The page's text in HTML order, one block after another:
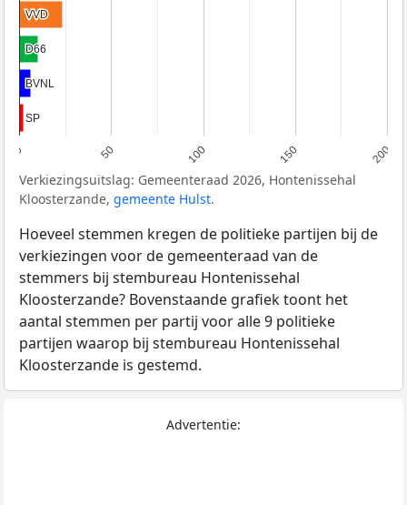
0 50 100 150 200
VVD
VVD
D66
D66
BVNL
BVNL
SP
SP
Verkiezingsuitslag: Gemeenteraad 2026, Hontenissehal
Kloosterzande, gemeente Hulst.
Hoeveel stemmen kregen de politieke partijen bij de
verkiezingen voor de gemeenteraad van de
stemmers bij stembureau Hontenissehal
Kloosterzande? Bovenstaande grafiek toont het
aantal stemmen per partij voor alle 9 politieke
partijen waarop bij stembureau Hontenissehal
Kloosterzande is gestemd.
Advertentie: